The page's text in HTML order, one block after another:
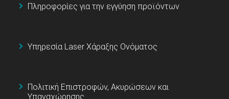
Πληροφορίες για την εγγύηση προϊόντων
Υπηρεσία Laser Χάραξης Ονόματος
Πολιτική Επιστροφών, Ακυρώσεων και
Υπαναχώρησης